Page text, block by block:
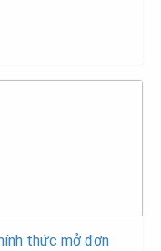
thức mở đơn